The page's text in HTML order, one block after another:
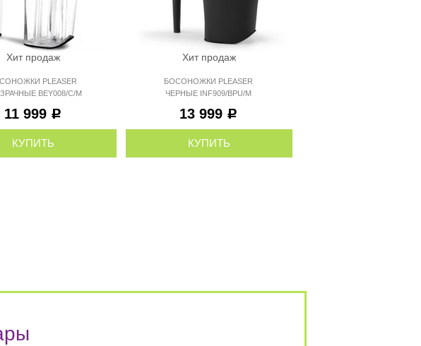
Хит продаж
PLEASER
BEY008/C/M
11 999 Р
КУПИТЬ
Хит продаж
БОСОНОЖКИ PLEASER
ЧЕРНЫЕ INF909/BPU/M
13 999 Р
КУПИТЬ